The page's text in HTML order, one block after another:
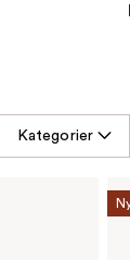
Kategorier